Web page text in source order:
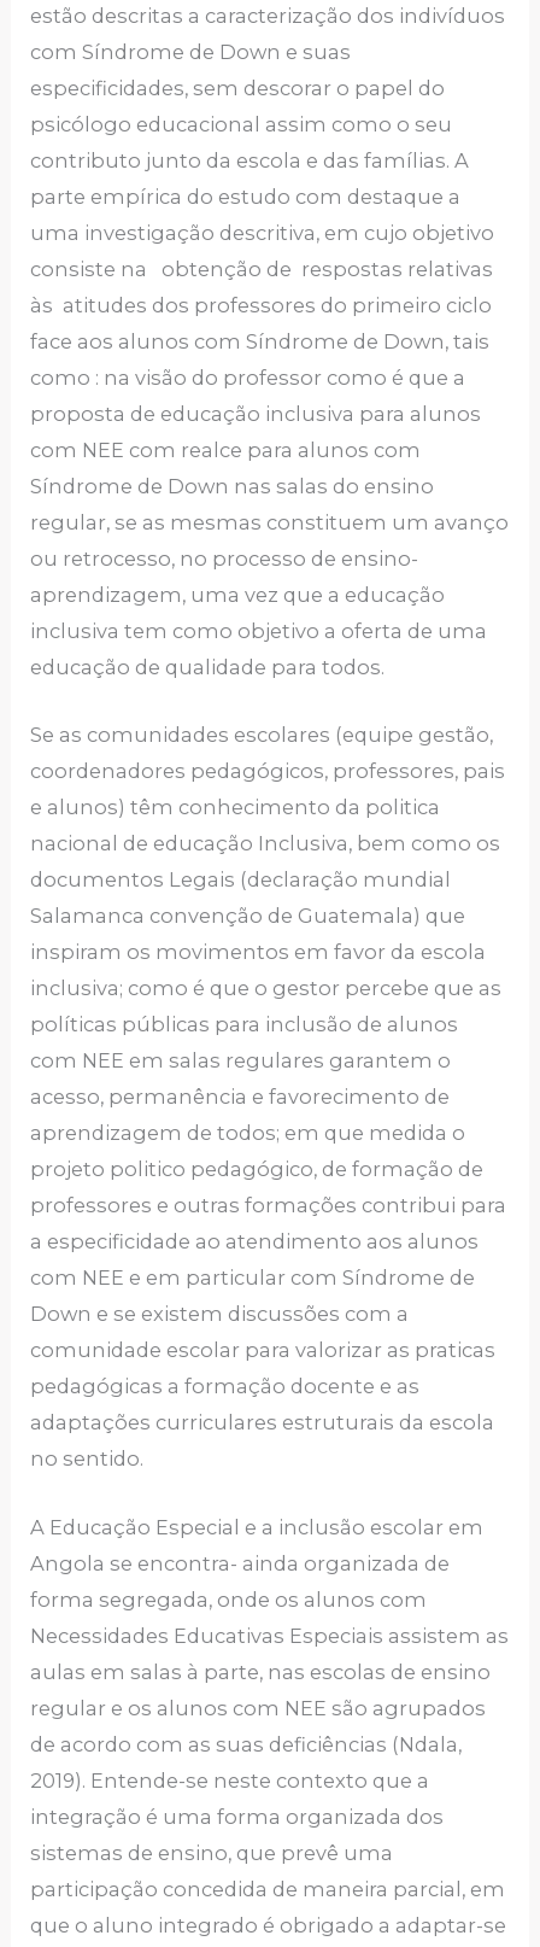
estão descritas a caracterização dos indivíduos
com Síndrome de Down e suas
especificidades, sem descorar o papel do
psicólogo educacional assim como o seu
contributo junto da escola e das famílias. A
parte empírica do estudo com destaque a
uma investigação descritiva, em cujo objetivo
consiste na obtenção de respostas relativas
às atitudes dos professores do primeiro ciclo
face aos alunos com Síndrome de Down, tais
como : na visão do professor como é que a
proposta de educação inclusiva para alunos
com NEE com realce para alunos com
Síndrome de Down nas salas do ensino
regular, se as mesmas constituem um avanço
ou retrocesso, no processo de ensino-
aprendizagem, uma vez que a educação
inclusiva tem como objetivo a oferta de uma
educação de qualidade para todos.
Se as comunidades escolares (equipe gestão,
coordenadores pedagógicos, professores, pais
e alunos) têm conhecimento da politica
nacional de educação Inclusiva, bem como os
documentos Legais (declaração mundial
Salamanca convenção de Guatemala) que
inspiram os movimentos em favor da escola
inclusiva; como é que o gestor percebe que as
políticas públicas para inclusão de alunos
com NEE em salas regulares garantem o
acesso, permanência e favorecimento de
aprendizagem de todos; em que medida o
projeto politico pedagógico, de formação de
professores e outras formações contribui para
a especificidade ao atendimento aos alunos
com NEE e em particular com Síndrome de
Down e se existem discussões com a
comunidade escolar para valorizar as praticas
pedagógicas a formação docente e as
adaptações curriculares estruturais da escola
no sentido.
A Educação Especial e a inclusão escolar em
Angola se encontra- ainda organizada de
forma segregada, onde os alunos com
Necessidades Educativas Especiais assistem as
aulas em salas à parte, nas escolas de ensino
regular e os alunos com NEE são agrupados
de acordo com as suas deficiências (Ndala,
2019). Entende-se neste contexto que a
integração é uma forma organizada dos
sistemas de ensino, que prevê uma
participação concedida de maneira parcial, em
que o aluno integrado é obrigado a adaptar-se